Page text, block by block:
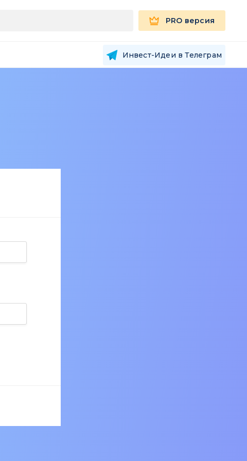
PRO версия
Инвест-Идеи в Телеграм